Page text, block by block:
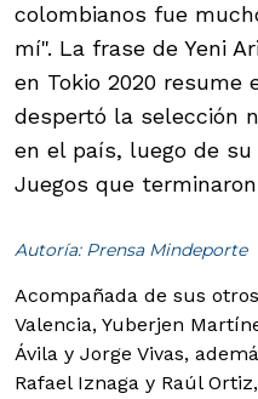
colombianos fue
mí". La frase de Yeni
en Tokio 2020 resume
despertó la selección
en el país, luego de
Juegos que
Autoría: Prensa Mindeporte
Acompañada de sus
Valencia, Yuberjen
Ávila y Jorge Vivas,
Rafael Iznaga y Raúl